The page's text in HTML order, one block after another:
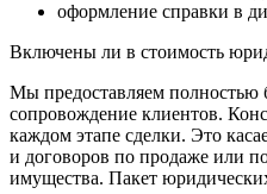
оформление справки в
Включены ли в стоимость
Мы предоставляем полностью
сопровождение клиентов.
каждом этапе сделки. Это
и договоров по продаже или
имущества. Пакет